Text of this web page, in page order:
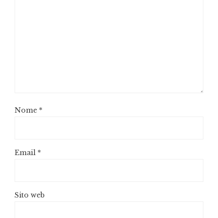
Nome *
Email *
Sito web